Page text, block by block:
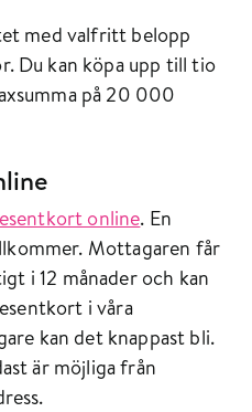
med valfritt belopp
Du kan köpa upp till tio
på 20 000
online. En
Mottagaren får
i 12 månader och kan
i våra
kan det knappast bli.
är möjliga från